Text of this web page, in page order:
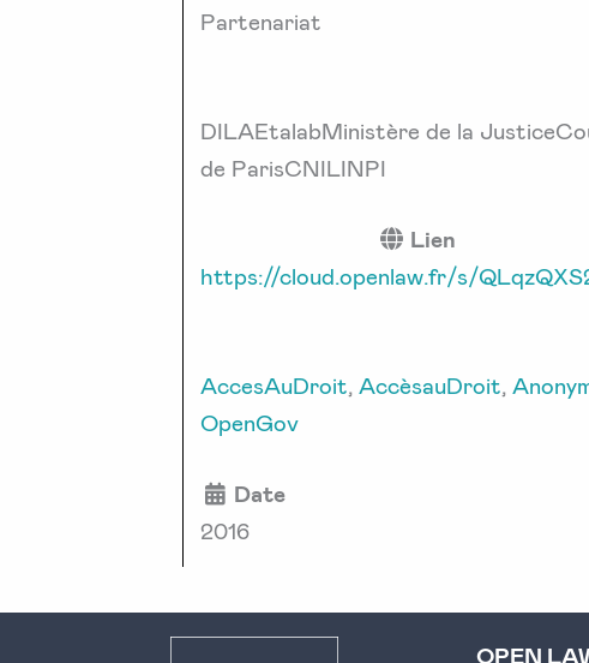
Partenariat
DILAEtalabMinistère de la
de ParisCNILINPI
Lien
https://cloud.openlaw.fr/s/
AccesAuDroit, AccèsauDroit,
OpenGov
Date
2016
OPEN